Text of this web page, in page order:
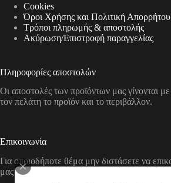
Cookies
Όροι Χρήσης και Πολιτική Απορρήτου
Τρόποι πληρωμής & αποστολής
Aκύρωση/Επιστροφή παραγγελίας
Πληροφορίες αποστολών
Οι αποστολές των προϊόντων μας γίνονται
τον πελάτη το προϊόν και το περιβάλλον.
Επικοινωνία
Για οποιοδήποτε θέμα μην διστάσετε να
μας με τους παρακάτω τρόπους